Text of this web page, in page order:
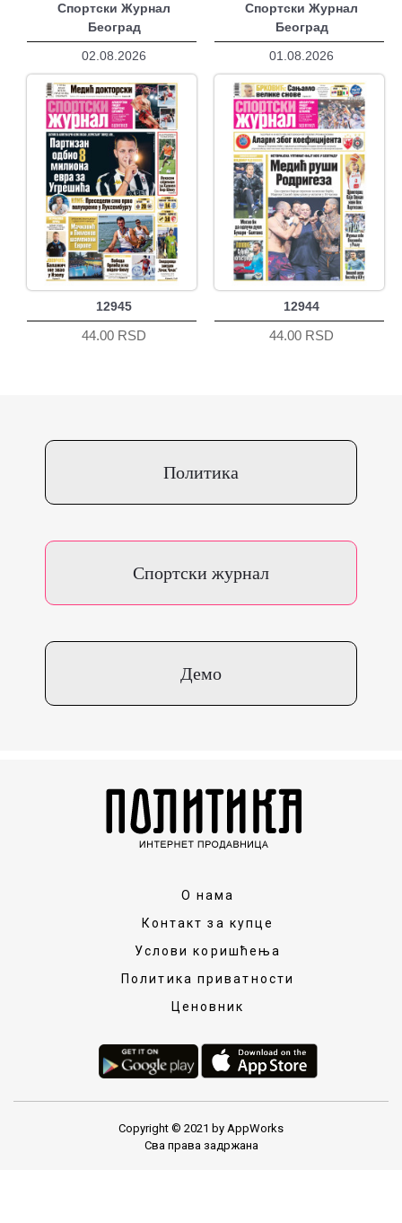
Спортски Журнал
Београд
02.08.2026
12945
44.00 RSD
Спортски Журнал
Београд
01.08.2026
12944
44.00 RSD
Политика
Спортски журнал
Демо
О нама
Контакт за купце
Услови коришћења
Политика приватности
Ценовник
Copyright © 2021 by AppWorks
Сва права задржана